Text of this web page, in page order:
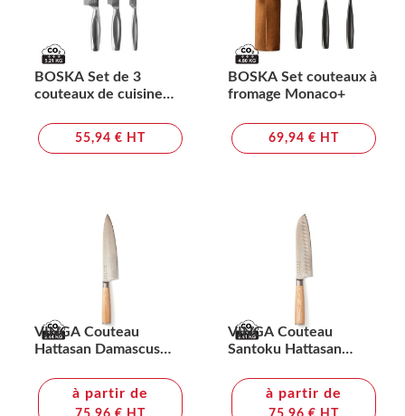
BOSKA Set de 3
couteaux de cuisine
55,94 € HT
BOSKA Set couteaux à
fromage Monaco+
69,94 € HT
VINGA Couteau
Hattasan Damascus
à partir de
VINGA Couteau
Santoku Hattasan
à partir de